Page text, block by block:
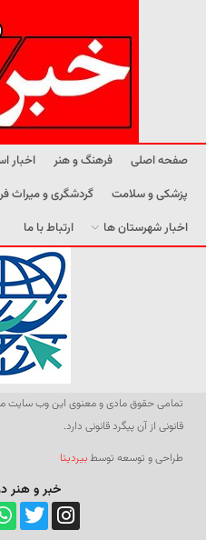
صفحه اصلی فرهنگ و هنر اخبار
پزشکی و سلامت
گردشگری و میراث
اخبار شهرستان ها
ارتباط با ما
تمامی حقوق مادی و معنوی این وب سایت
قانونی از آن پیگرد قانونی دارد.
طراحی و توسعه توسطبیردیتا
خبر و هنر